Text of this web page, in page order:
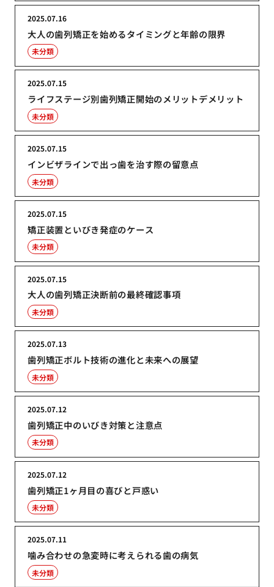
大人の歯列矯正を始めるタイミングと年齢の限界
2025.07.16
未分類
ライフステージ別歯列矯正開始のメリットデメリット
2025.07.15
未分類
インビザラインで出っ歯を治す際の留意点
2025.07.15
未分類
矯正装置といびき発症のケース
2025.07.15
未分類
大人の歯列矯正決断前の最終確認事項
2025.07.15
未分類
歯列矯正ボルト技術の進化と未来への展望
2025.07.13
未分類
歯列矯正中のいびき対策と注意点
2025.07.12
未分類
歯列矯正1ヶ月目の喜びと戸惑い
2025.07.12
未分類
噛み合わせの急変時に考えられる歯の病気
2025.07.11
未分類